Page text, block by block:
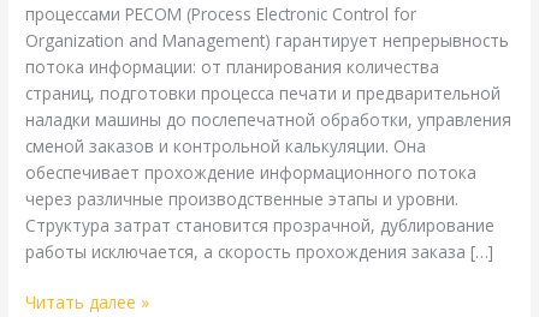
процессами PECOM (Process Electronic Control for
Organization and Management) гарантирует непрерывность
потока информации: от планирования количества
страниц, подготовки процесса печати и предварительной
наладки машины до послепечатной обработки, управления
сменой заказов и контрольной калькуляции. Она
обеспечивает прохождение информационного потока
через различные производственные этапы и уровни.
Структура затрат становится прозрачной, дублирование
работы исключается, а скорость прохождения заказа […]
Читать далее »